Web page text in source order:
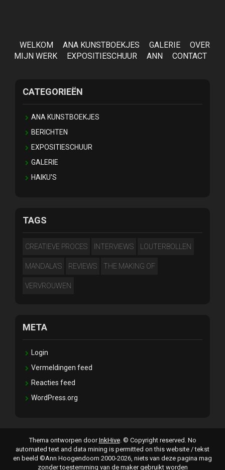
WELKOM ANA KUNSTBOEKJES GALERIE
OVER
MIJN WERK
EXPOSITIESCHUUR ANN CONTACT
CATEGORIEËN
ANA KUNSTBOEKJES
BERICHTEN
EXPOSITIESCHUUR
GALERIE
HAIKU'S
TAGS
CREATIEVE PROCES INTERVIEWS LOUTERBOLLEN
MANDALA'S REVIEWS THE MAKING OF
VERVROUWEN
META
Login
Vermeldingen feed
Reacties feed
WordPress.org
Thema ontworpen doorInkHive. © Copyright reserved. No
automated text and data mining is permitted on this website / tekst
en beeld ©Ann Hoogendoorn 2000-2026, niets van deze pagina mag
zonder toestemming van de maker gebruikt worden